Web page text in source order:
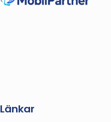
Länkar